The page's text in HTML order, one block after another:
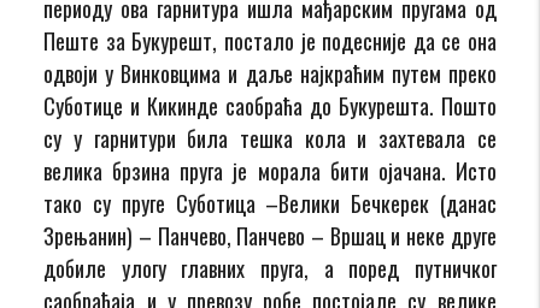
периоду ова гарнитура ишла мађарским пругама од
Пеште за Букурешт, постало је подесније да се она
одвоји у Винковцима и даље најкраћим путем преко
Суботице и Кикинде саобраћа до Букурешта. Пошто
су у гарнитури била тешка кола и захтевала се
велика брзина пруга је морала бити ојачана. Исто
тако су пруге Суботица –Велики Бечкерек (данас
Зрењанин) – Панчево, Панчево – Вршац и неке друге
добиле улогу главних пруга, а поред путничког
саобраћаја и у превозу робе постојале су велике